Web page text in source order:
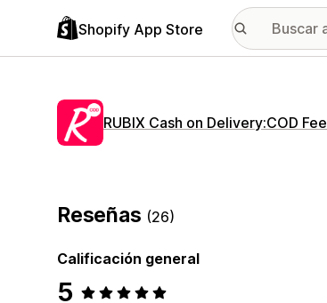
Shopify App Store
RUBIX Cash on Delivery:COD Fee
Reseñas (26)
Calificación general
5